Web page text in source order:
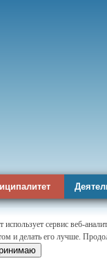
использует сервис веб-
и делать его лучше.